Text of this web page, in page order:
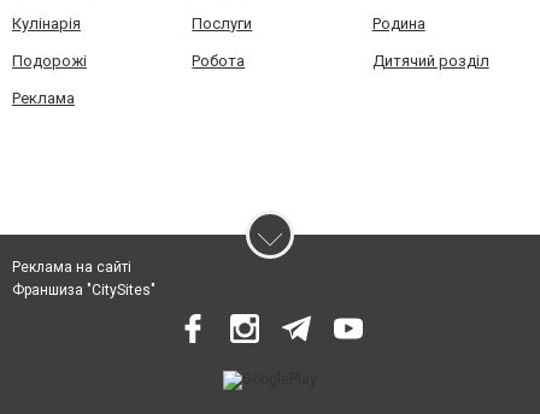
Кулінарія Послуги Родина
Подорожі Робота Дитячий розділ
Реклама
Реклама на сайті
Франшиза "CitySites"